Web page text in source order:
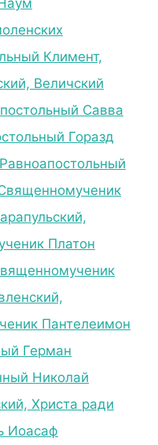
Климент,
Величский
Савва
Горазд
Равноапостольный
Платон
Пантелеимон
Герман
Николай
Христа ради
Иоасаф